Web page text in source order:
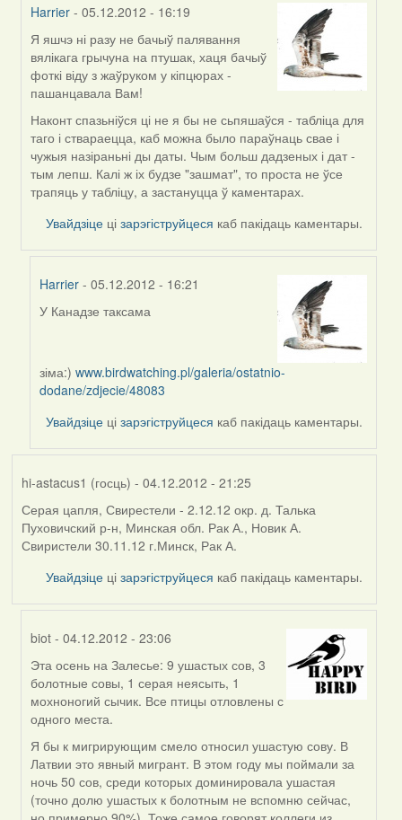
Harrier - 05.12.2012 - 16:19
In
reply
to
by
Alexander
Erdmann
Я яшчэ ні разу не бачыў палявання
вялікага грычуна на птушак, хаця бачыў
фоткі віду з жаўруком у кіпцюрах -
пашанцавала Вам!
Наконт спазьніўся ці не я бы не сьпяшаўся - табліца для
таго і ствараецца, каб можна было параўнаць свае і
чужыя назіраньні ды даты. Чым больш дадзеных і дат -
тым лепш. Калі ж іх будзе "зашмат", то проста не ўсе
трапяць у табліцу, а застануцца ў каментарах.
Увайдзіце цізарэгіструйцеся каб пакідаць каментары.
Harrier - 05.12.2012 - 16:21
In
by
Harrier
У Канадзе таксама
зіма:)www.birdwatching.pl/galeria/ostatnio-
dodane/zdjecie/48083
Увайдзіце цізарэгіструйцеся каб пакідаць каментары.
hi-astacus1 (госць) - 04.12.2012 - 21:25
Серая цапля, Свирестели - 2.12.12 окр. д. Талька
Пуховичский р-н, Минская обл. Рак А., Новик А.
Свиристели 30.11.12 г.Минск, Рак А.
Увайдзіце цізарэгіструйцеся каб пакідаць каментары.
biot - 04.12.2012 - 23:06
In
reply
to
by
hi-
astacus1
(госць)
Эта осень на Залесье: 9 ушастых сов, 3
болотные совы, 1 серая неясыть, 1
мохноногий сычик. Все птицы отловлены с
одного места.
Я бы к мигрирующим смело относил ушастую сову. В
Латвии это явный мигрант. В этом году мы поймали за
ночь 50 сов, среди которых доминировала ушастая
(точно долю ушастых к болотным не вспомню сейчас,